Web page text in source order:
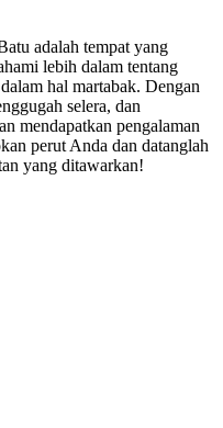
adalah tempat yang
lebih dalam tentang
hal martabak. Dengan
selera, dan
mendapatkan pengalaman
perut Anda dan datanglah
yang ditawarkan!